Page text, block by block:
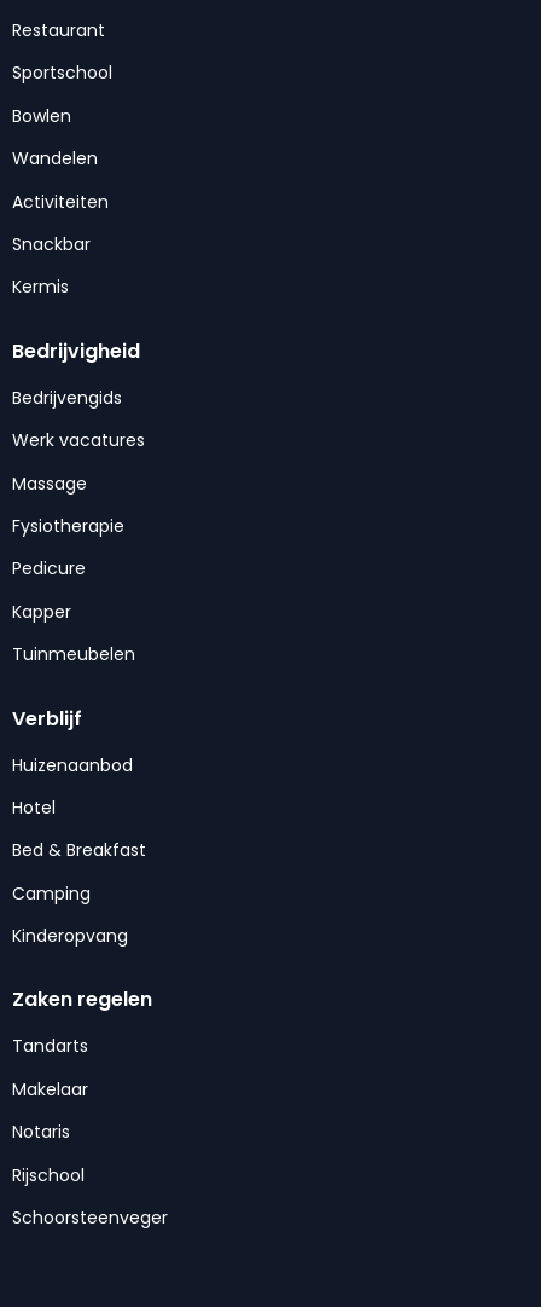
Restaurant
Sportschool
Bowlen
Wandelen
Activiteiten
Snackbar
Kermis
Bedrijvigheid
Bedrijvengids
Werk vacatures
Massage
Fysiotherapie
Pedicure
Kapper
Tuinmeubelen
Verblijf
Huizenaanbod
Hotel
Bed & Breakfast
Camping
Kinderopvang
Zaken regelen
Tandarts
Makelaar
Notaris
Rijschool
Schoorsteenveger